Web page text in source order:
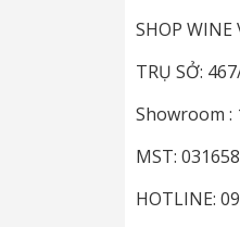
SHOP WINE
TRỤ SỞ:
Showroom :
MST:
HOTLINE: